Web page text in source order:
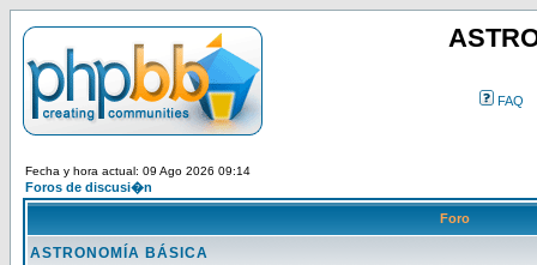
FAQ
Fecha y hora actual: 09 Ago 2026 09:14
Foros de discusi�n
Foro
ASTRONOMÍA BÁSICA